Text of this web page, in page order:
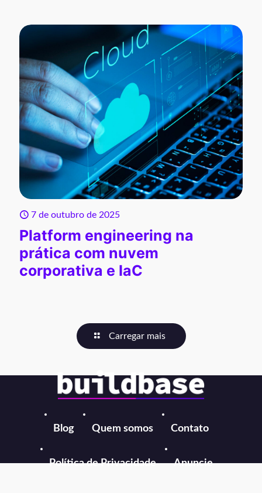
7 de outubro de 2025
Platform engineering na
prática com nuvem
corporativa e IaC
Carregar mais
Blog Quem somos Contato
Política de Privacidade Anuncie